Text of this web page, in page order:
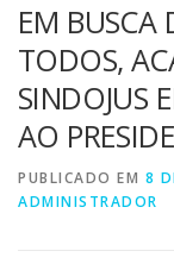
WHATSAPP
EM BUSCA
TODOS,
SINDOJUS
AO
PUBLICADO EM 8
ADMINISTRADOR